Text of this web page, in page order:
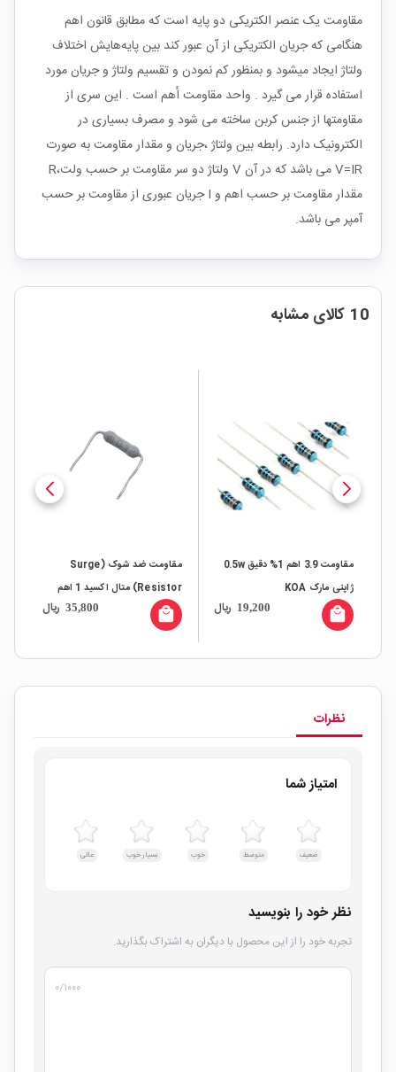
مقاومت یک عنصر الکتریکی دو پایه است که مطابق قانون اهم
هنگامی که جریان الکتریکی از آن عبور کند بین پایه‌هایش اختلاف
ولتاژ ایجاد میشود و بمنظور کم نمودن و تقسیم ولتاژ و جریان مورد
استفاده قرار می گیرد . واحد مقاومت اُهم است . این سری از
مقاومتها از جنس کربن ساخته می شود و مصرف بسیاری در
الکترونیک دارد. رابطه بین ولتاژ ،جریان و مقدار مقاومت به صورت
V=IR می باشد که در آن V ولتاژ دو سر مقاومت بر حسب ولت،R
مقدار مقاومت بر حسب اهم و I جریان عبوری از مقاومت بر حسب
آمپر می باشد.
10 کالای مشابه
مقاومت 3.9 اهم 1% دقیق 0.5w
ژاپنی مارک KOA
19,200 ریال local_mall
مقاومت ضد شوک (Surge
Resistor) متال اکسید 1 اهم
0.5W ژاپنی مارک
MATSUSHITA
35,800 ریال local_mall
نظرات
امتیاز شما
ضعیف متوسط خوب بسیار خوب عالی
نظر خود را بنویسید
تجربه خود را از این محصول با دیگران به اشتراک بگذارید.
۰/۱۰۰۰